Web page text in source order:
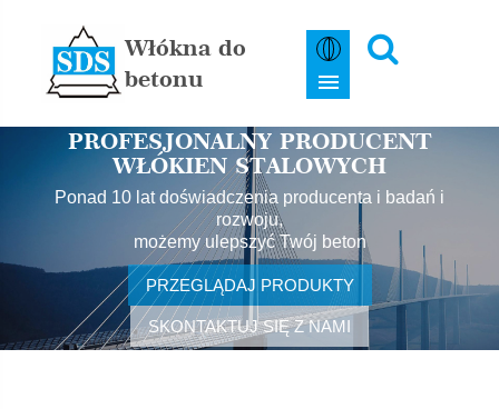
Włókna do
betonu
PROFESJONALNY PRODUCENT
WŁÓKIEN STALOWYCH
Ponad 10 lat doświadczenia producenta i badań i
rozwoju,
możemy ulepszyć Twój beton
PRZEGLĄDAJ PRODUKTY
SKONTAKTUJ SIĘ Z NAMI